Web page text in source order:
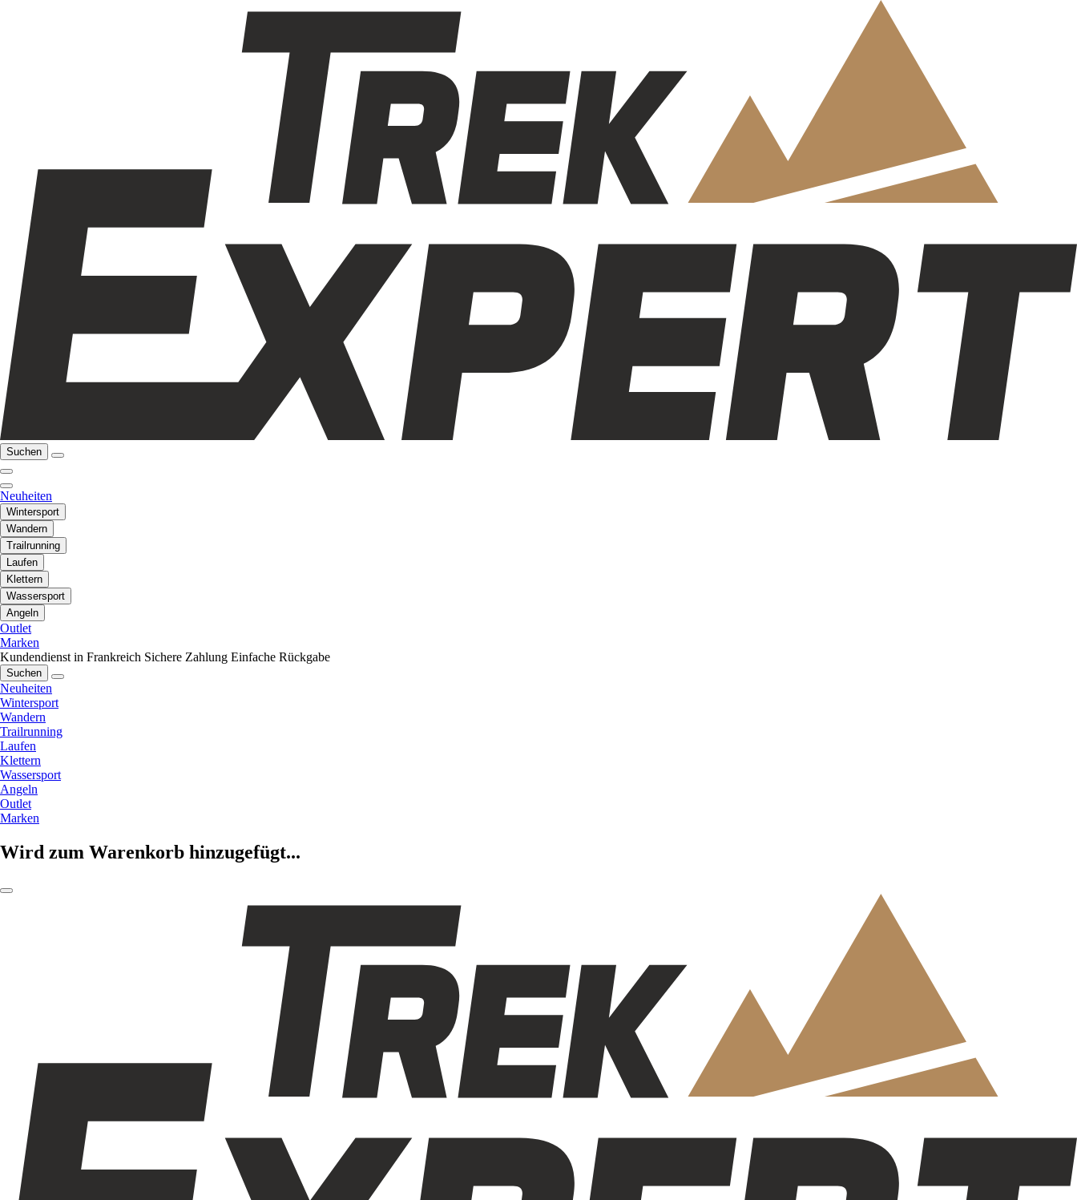
Suchen
Neuheiten
Wintersport
Wandern
Trailrunning
Laufen
Klettern
Wassersport
Angeln
Outlet
Marken
Kundendienst in Frankreich Sichere Zahlung Einfache Rückgabe
Suchen
Neuheiten
Wintersport
Wandern
Trailrunning
Laufen
Klettern
Wassersport
Angeln
Outlet
Marken
Wird zum Warenkorb hinzugefügt...